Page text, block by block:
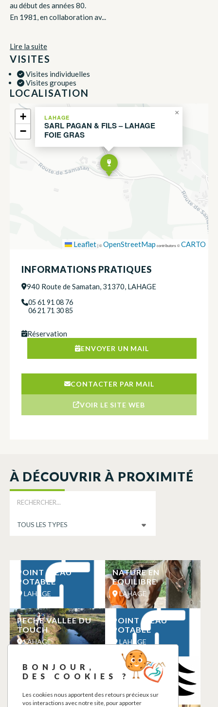
au début des années 80.
En 1981, en collaboration av...
Lire la suite
VISITES
Visites individuelles
Visites groupes
LOCALISATION
LAHAGE
SARL PAGAN & FILS – LAHAGE
FOIE GRAS
×
+
−
Leaflet|©OpenStreetMap contributors ©CARTO
INFORMATIONS PRATIQUES
940 Route de Samatan, 31370, LAHAGE
05 61 91 08 76
06 21 71 30 85
Réservation
ENVOYER UN MAIL
CONTACTER PAR MAIL
VOIR LE SITE WEB
À DÉCOUVRIR À PROXIMITÉ
POINT D’EAU
POTABLE
LAHAGE
NATURE EN
EQUILIBRE
LAHAGE
PECHE VALLEE DU
TOUCH
LAHAGE
POINT D’EAU
POTABLE
LAHAGE
MANJAR VIU
LAHAGE
AIRE DE PIQUE-
NIQUE
BONJOUR,
DES COOKIES ?
Les cookies nous apportent des retours précieux sur
vos interactions avec notre site, pour apporter